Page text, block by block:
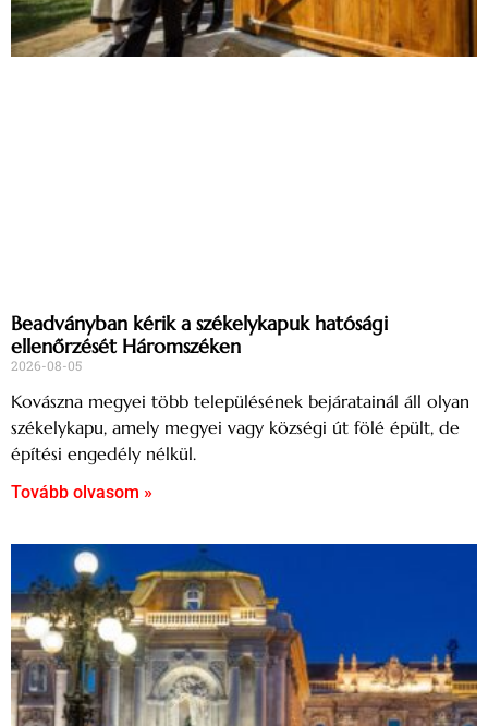
Beadványban kérik a székelykapuk hatósági
ellenőrzését Háromszéken
2026-08-05
Kovászna megyei több településének bejáratainál áll olyan
székelykapu, amely megyei vagy községi út fölé épült, de
építési engedély nélkül.
Tovább olvasom »